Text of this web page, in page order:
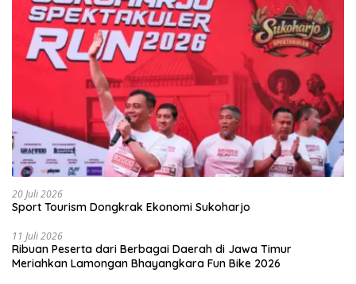
20 Juli 2026
Sport Tourism Dongkrak Ekonomi Sukoharjo
11 Juli 2026
Ribuan Peserta dari Berbagai Daerah di Jawa Timur
Meriahkan Lamongan Bhayangkara Fun Bike 2026